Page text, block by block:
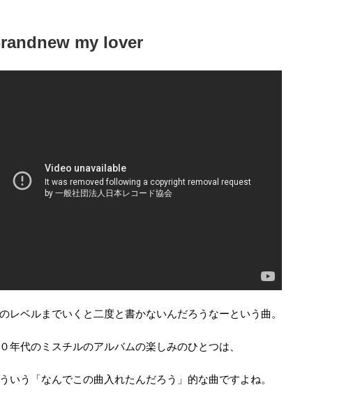
my lover
レベルまでいくと二度と書かないんだろうなーという曲。
年代のミスチルのアルバムの楽しみのひとつは、
いう「なんでこの曲入れたんだろう」的な曲ですよね。